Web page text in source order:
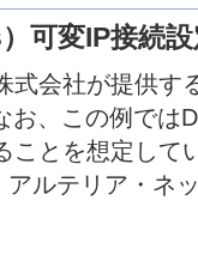
可変IP接続
式会社が提供す
、この例では
ことを想定して
ルテリア・ネ